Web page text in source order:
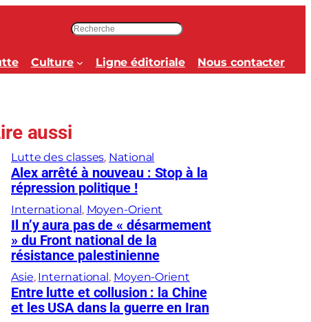
c
h
h
r
Culture Ligne éditoriale Nous contacter
aussi
Lutte des classes, National
Alex arrêté à nouveau : Stop à la
répression politique !
International, Moyen-Orient
Il n’y aura pas de « désarmement
» du Front national de la
résistance palestinienne
Asie, International, Moyen-Orient
Entre lutte et collusion : la Chine
et les USA dans la guerre en Iran